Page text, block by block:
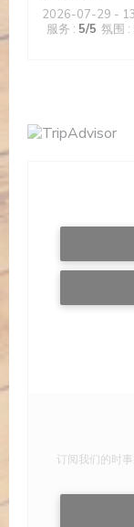
2026-07-29 -
服务 : 5/5 氛围 :
订阅我们的时